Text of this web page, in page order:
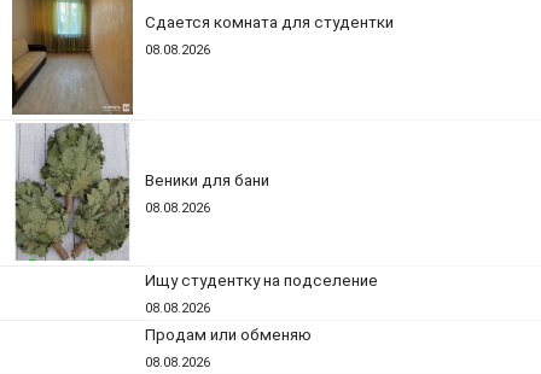
Сдается комната для студентки
08.08.2026
Веники для бани
08.08.2026
Ищу студентку на подселение
08.08.2026
Продам или обменяю
08.08.2026